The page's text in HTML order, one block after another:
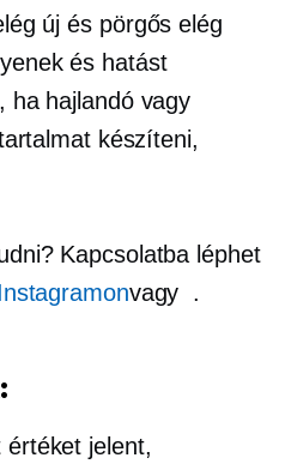
új és pörgős elég
és hatást
ha hajlandó vagy
készíteni,
Kapcsolatba léphet
vagy .
értéket jelent,